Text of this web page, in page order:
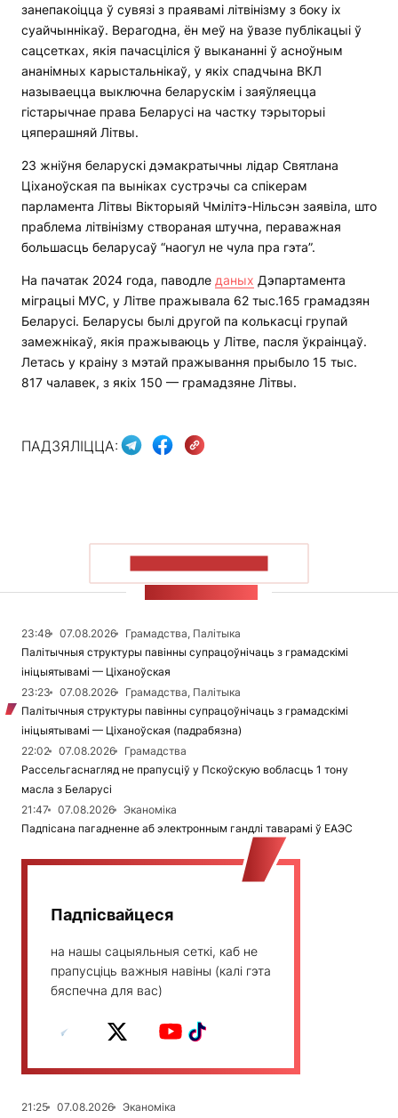
занепакоіцца ў сувязі з праявамі літвінізму з боку іх
суайчыннікаў. Верагодна, ён меў на ўвазе публікацыі ў
сацсетках, якія пачасціліся ў выкананні ў асноўным
ананімных карыстальнікаў, у якіх спадчына ВКЛ
называецца выключна беларускім і заяўляецца
гістарычнае права Беларусі на частку тэрыторыі
цяперашняй Літвы.
23 жніўня беларускі дэмакратычны лідар Святлана
Ціханоўская па выніках сустрэчы са спікерам
парламента Літвы Вікторыяй Чмілітэ-Нільсэн заявіла, што
праблема літвінізму створаная штучна, пераважная
большасць беларусаў “наогул не чула пра гэта”.
На пачатак 2024 года, паводле даных Дэпартамента
міграцыі МУС, у Літве пражывала 62 тыс.165 грамадзян
Беларусі. Беларусы былі другой па колькасці групай
замежнікаў, якія пражываюць у Літве, пасля ўкраінцаў.
Летась у краіну з мэтай пражывання прыбыло 15 тыс.
817 чалавек, з якіх 150 — грамадзяне Літвы.
ПАДЗЯЛІЦЦА:
23:48 07.08.2026
Грамадства, Палітыка
Палітычныя структуры павінны супрацоўнічаць з грамадскімі
ініцыятывамі — Ціханоўская
23:23
07.08.2026
Грамадства, Палітыка
Палітычныя структуры павінны супрацоўнічаць з грамадскімі
ініцыятывамі — Ціханоўская (падрабязна)
22:02
07.08.2026
Грамадства
Рассельгаснагляд не прапусціў у Пскоўскую вобласць 1 тону
масла з Беларусі
21:47
07.08.2026
Эканоміка
Падпісана пагадненне аб электронным гандлі таварамі ў ЕАЭС
Падпісвайцеся
на нашы сацыяльныя сеткі, каб не
прапусціць важныя навіны (калі гэта
бяспечна для вас)
21:25 07.08.2026
Эканоміка